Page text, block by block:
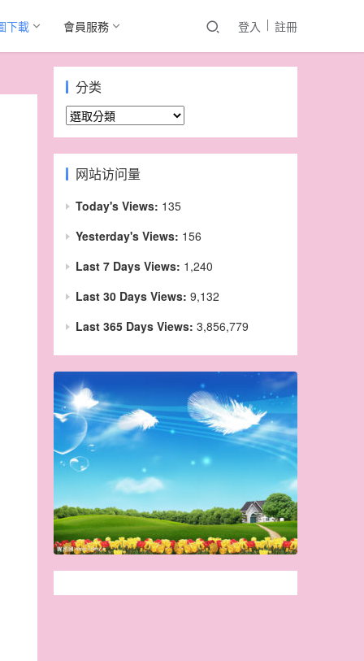
下載 會員服務 登入 註冊
分类
分
类
网站访问量
Today's Views: 135
Yesterday's Views: 156
Last 7 Days Views: 1,240
Last 30 Days Views: 9,132
Last 365 Days Views: 3,856,779